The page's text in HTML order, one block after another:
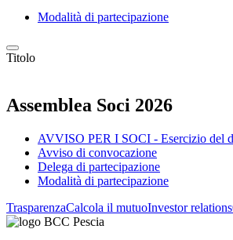
Modalità di partecipazione
Titolo
Assemblea Soci 2026
AVVISO PER I SOCI - Esercizio del
Avviso di convocazione
Delega di partecipazione
Modalità di partecipazione
TrasparenzaCalcola il mutuoInvestor relations